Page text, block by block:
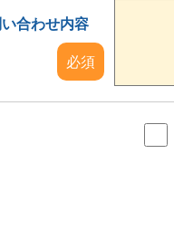
合わせ内容
必須